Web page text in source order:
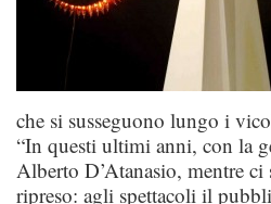
che si susseguono lungo i
“In questi ultimi anni, con la
Alberto D’Atanasio, mentre
ripreso: agli spettacoli il